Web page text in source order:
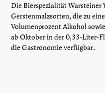
Die Bierspezialität Warsteiner
Gerstenmalzsorten, die zu
Volumenprozent Alkohol
ab Oktober in der 0,33-Liter-
die Gastronomie verfügbar.